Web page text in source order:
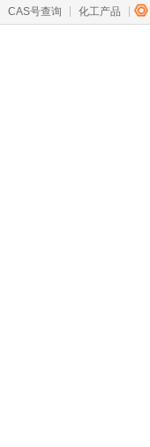
CAS号查询 化工产品